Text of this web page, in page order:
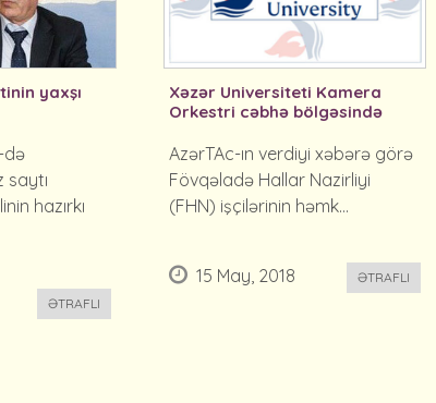
yaxşı
də
saytı
hazırkı
ƏTRAFLI
Xəzər Universiteti Kamera
Orkestri cəbhə bölgəsində
AzərTAc-ın verdiyi xəbərə görə
Fövqəladə Hallar Nazirliyi
(FHN) işçilərinin həmk...
15 May, 2018 ƏTRAFLI